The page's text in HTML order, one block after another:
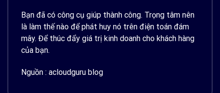
Bạn đã có công cụ giúp thành công. Trọng tâm nên
là làm thế nào để phát huy nó trên điện toán đám
mây. Để thúc đẩy giá trị kinh doanh cho khách hàng
của bạn.
Nguồn : acloudguru blog